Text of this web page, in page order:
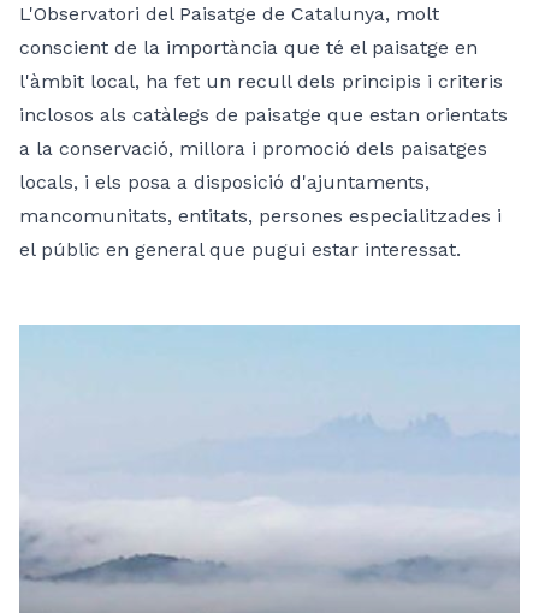
L'Observatori del Paisatge de Catalunya, molt
conscient de la importància que té el paisatge en
l'àmbit local, ha fet un recull dels principis i criteris
inclosos als catàlegs de paisatge que estan orientats
a la conservació, millora i promoció dels paisatges
locals, i els posa a disposició d'ajuntaments,
mancomunitats, entitats, persones especialitzades i
el públic en general que pugui estar interessat.